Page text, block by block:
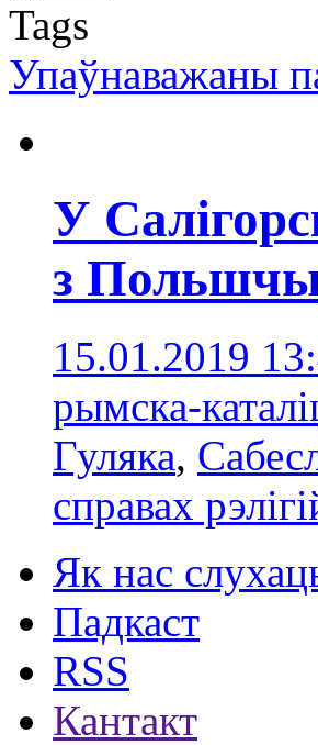
Tags
Упаўнаважаны
У
з
15.01.2019
рымска-
Гуляка,
справах
Як нас
Падкаст
RSS
Кантакт